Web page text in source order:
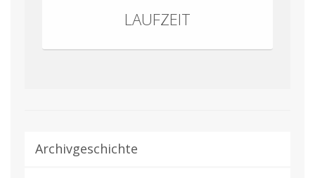
LAUFZEIT
Archivgeschichte